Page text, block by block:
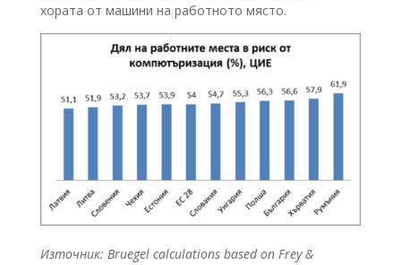
хората от машини на работното място.
Източник: Bruegel calculations based on Frey &